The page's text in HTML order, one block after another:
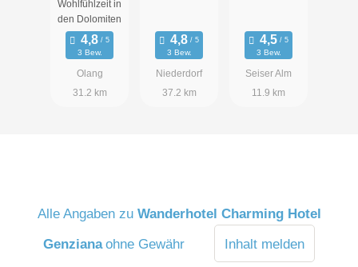
& SPA
Wohlfühlzeit in
den Dolomiten
3 Bew.
Olang
31.2 km
3 Bew.
Niederdorf
37.2 km
3 Bew.
Seiser Alm
11.9 km
Alle Angaben zu Wanderhotel Charming Hotel
Genziana ohne Gewähr Inhalt melden